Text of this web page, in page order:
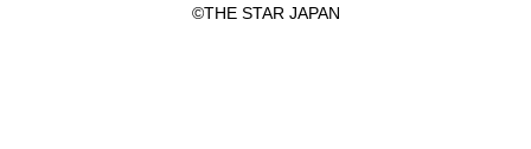
©THE STAR JAPAN